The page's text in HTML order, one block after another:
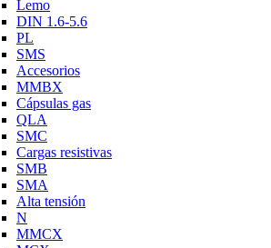
Lemo
DIN 1.6-5.6
PL
SMS
Accesorios
MMBX
Cápsulas gas
QLA
SMC
Cargas resistivas
SMB
SMA
Alta tensión
N
MMCX